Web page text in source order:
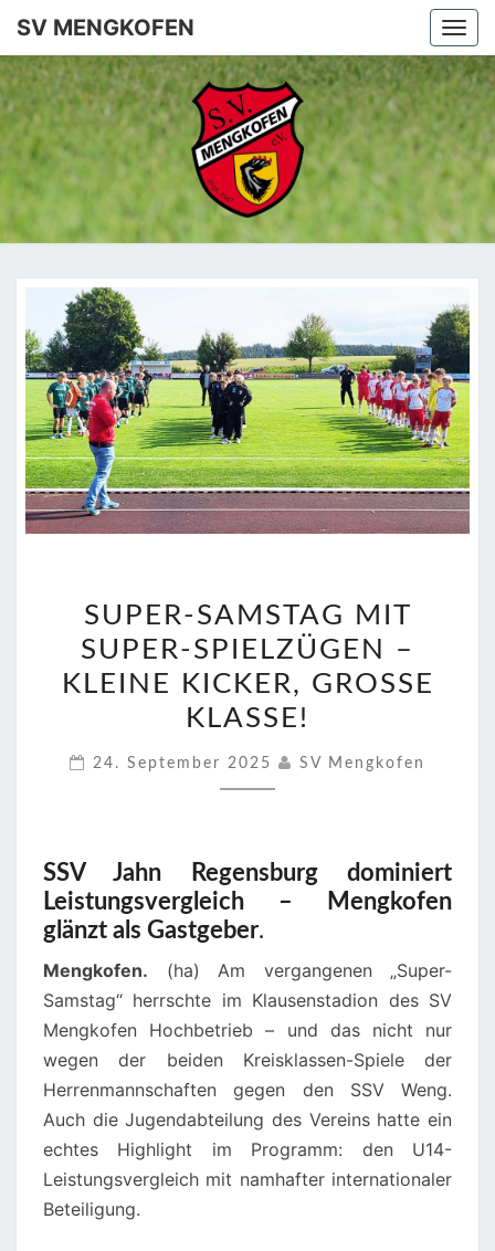
SV MENGKOFEN
SV
SAMSTAG
MIT
SUPER-
SPIELZÜGEN
KLEINE
LASSE!
SUPER-SAMSTAG MIT
SUPER-SPIELZÜGEN –
KLEINE KICKER, GROSSE K
LASSE!
24. September 2025 SV Mengkofen
SSV Jahn Regensburg dominiert
Leistungsvergleich – Mengkofen
glänzt als Gastgeber.
Mengkofen. (ha) Am vergangenen „Super-
Samstag“ herrschte im Klausenstadion des SV
Mengkofen Hochbetrieb – und das nicht nur
wegen der beiden Kreisklassen-Spiele der
Herrenmannschaften gegen den SSV Weng.
Auch die Jugendabteilung des Vereins hatte ein
echtes Highlight im Programm: den U14-
Leistungsvergleich mit namhafter internationaler
Beteiligung.